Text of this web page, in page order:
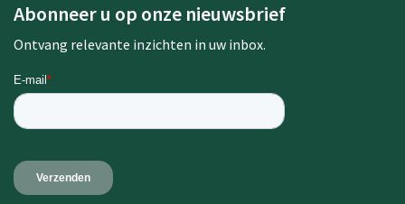
Abonneer u op onze nieuwsbrief
Ontvang relevante inzichten in uw inbox.